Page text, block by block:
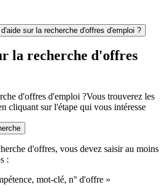
sur la recherche d'offres d'emploi ?
la recherche d'offres
d'offres d'emploi ?Vous trouverez les
cliquant sur l'étape qui vous intéresse
d'offres, vous devez saisir au moins
:
mot-clé, n° d'offre »